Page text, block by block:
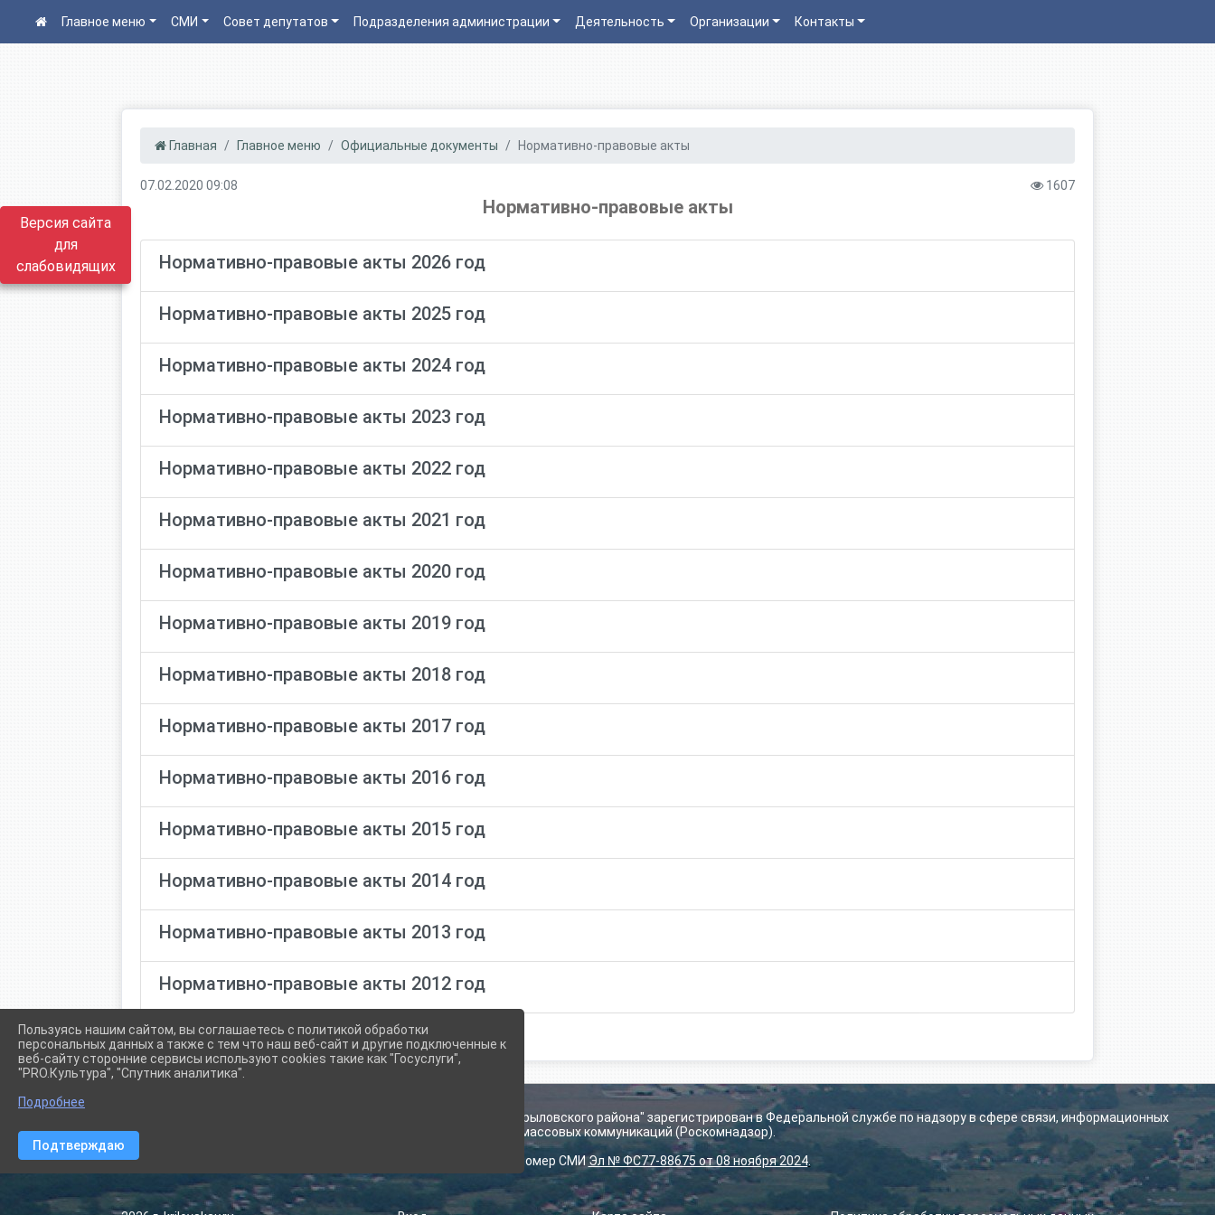
Версия сайта
для
слабовидящих
Главное меню СМИ Совет депутатов Подразделения администрации Деятельность Организации Контакты
Главная Главное меню Официальные документы Нормативно-правовые акты
07.02.2020 09:08 1607
Нормативно-правовые акты
Нормативно-правовые акты 2026 год
Нормативно-правовые акты 2025 год
Нормативно-правовые акты 2024 год
Нормативно-правовые акты 2023 год
Нормативно-правовые акты 2022 год
Нормативно-правовые акты 2021 год
Нормативно-правовые акты 2020 год
Нормативно-правовые акты 2019 год
Нормативно-правовые акты 2018 год
Нормативно-правовые акты 2017 год
Нормативно-правовые акты 2016 год
Нормативно-правовые акты 2015 год
Нормативно-правовые акты 2014 год
Нормативно-правовые акты 2013 год
Нормативно-правовые акты 2012 год
Сетевое издание (сайт) "Администрации Крыловского сельского поселения Крыловского района" зарегистрирован в Федеральной службе по надзору в сфере связи, информационных
технологий и массовых коммуникаций (Роскомнадзор).
Регистрационный номер СМИЭл № ФС77-88675 от 08 ноября 2024.
Пользуясь нашим сайтом, вы соглашаетесь с политикой обработки
персональных данных а также с тем что наш веб-сайт и другие подключенные к
веб-сайту сторонние сервисы используют cookies такие как "Госуслуги",
"PRO.Культура", "Спутник аналитика".
Подробнее
Подтверждаю